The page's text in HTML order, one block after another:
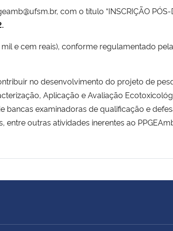
com o título “INSCRIÇÃO PÓS-
e cem reais), conforme regulamentado
no desenvolvimento do projeto de
Aplicação e Avaliação
examinadoras de qualificação e
outras atividades inerentes ao